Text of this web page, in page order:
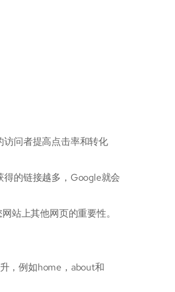
问者提高点击率和转化
的链接越多，Google就会
站上其他网页的重要性。
，例如home，about和